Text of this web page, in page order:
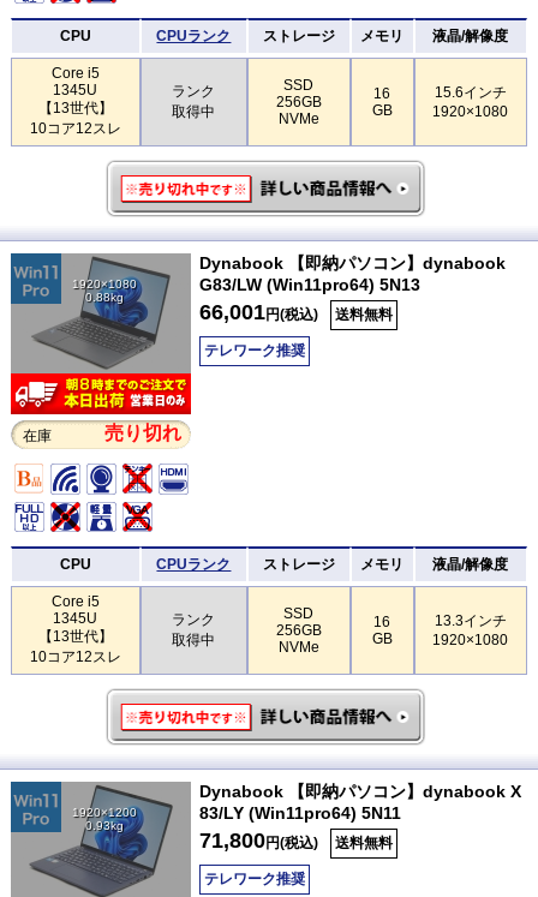
CPU CPUランク ストレージ メモリ 液晶/解像度
Core i5
1345U
【13世代】
10コア12スレ
ランク
取得中
SSD
256GB
NVMe
16
GB
15.6インチ
1920×1080
1920×1080
0.88kg
在庫 売り切れ
Dynabook 【即納パソコン】dynabook
G83/LW (Win11pro64) 5N13
66,001円(税込) 送料無料
テレワーク推奨
CPU CPUランク ストレージ メモリ 液晶/解像度
Core i5
1345U
【13世代】
10コア12スレ
ランク
取得中
SSD
256GB
NVMe
16
GB
13.3インチ
1920×1080
1920×1200
0.93kg
Dynabook 【即納パソコン】dynabook X
83/LY (Win11pro64) 5N11
71,800円(税込) 送料無料
テレワーク推奨